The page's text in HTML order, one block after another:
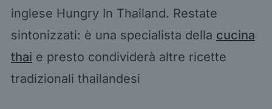
inglese Hungry In Thailand. Restate
sintonizzati: è una specialista della cucina
thai e presto condividerà altre ricette
tradizionali thailandesi